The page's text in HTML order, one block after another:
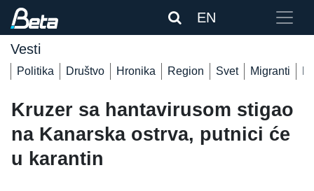
EN
Vesti
Politika Društvo Hronika Region Svet Migranti
Kruzer sa hantavirusom stigao
na Kanarska ostrva, putnici će
u karantin